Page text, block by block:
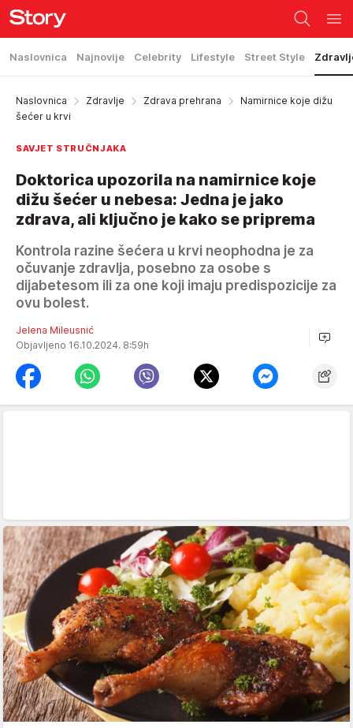
Naslovnica Najnovije Celebrity Lifestyle Street Style
Naslovnica Zdravlje Zdrava prehrana
Namirnice koje dižu
šećer u krvi
SAVJET STRUČNJAKA
Doktorica upozorila na namirnice koje
dižu šećer u nebesa: Jedna je jako
zdrava, ali ključno je kako se priprema
Kontrola razine šećera u krvi neophodna je za
očuvanje zdravlja, posebno za osobe s
dijabetesom ili za one koji imaju predispozicije za
ovu bolest.
Jelena Mileusnić
Objavljeno 16.10.2024. 8:59h